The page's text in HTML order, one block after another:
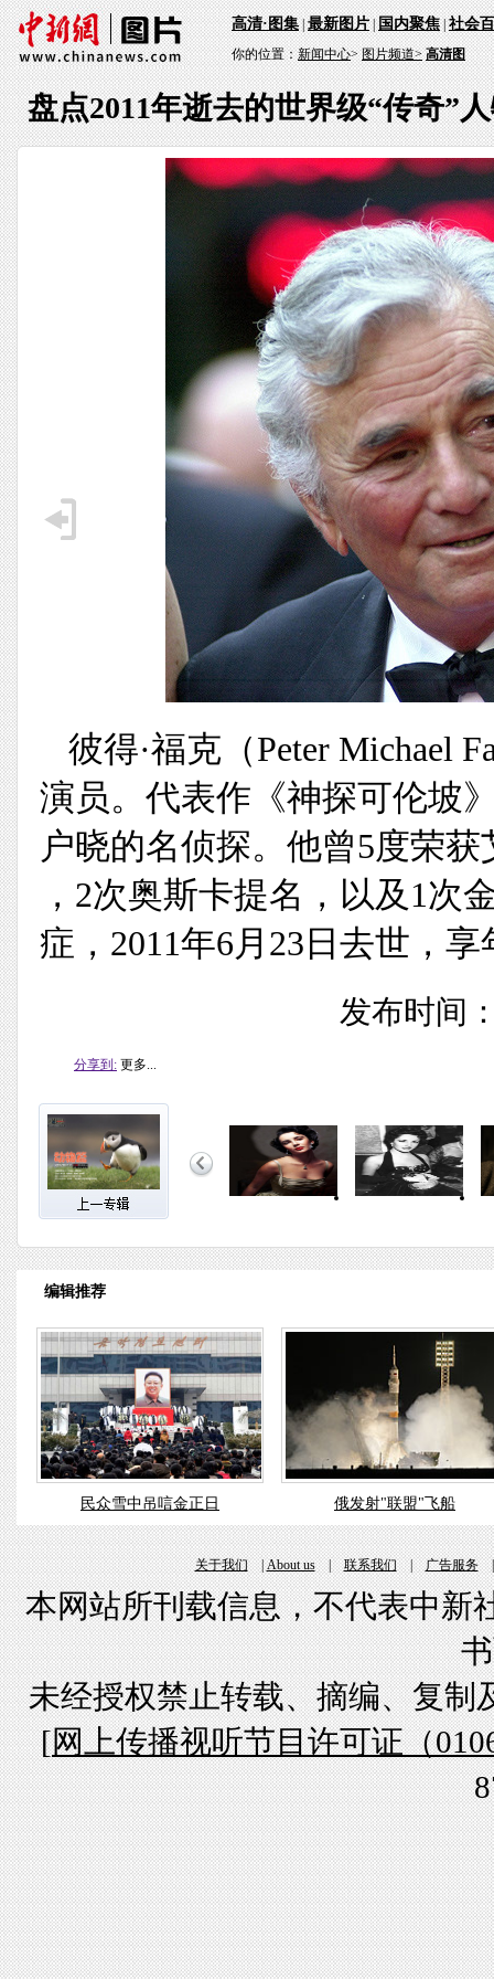
高清·图集|最新图片|国内聚焦|社会
你的位置：新闻中心>图片频道> 高清图
盘点2011年逝去的世界级“传奇”
彼得·福克（Peter Michael
演员。代表作《神探可伦坡
户晓的名侦探。他曾5度荣
，2次奥斯卡提名，以及1次
症，2011年6月23日去世，
发布时间
分享到: 更多...
编辑推荐
民众雪中吊唁金正日 俄发射"联盟"飞船
关于我们|About us|联系我们|广告服务
本网站所刊载信息，不代表中新
未经授权禁止转载、摘编、复制
[网上传播视听节目许可证（